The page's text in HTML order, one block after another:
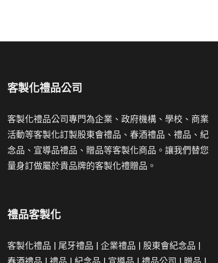
客製化禮品公司
客製化禮品公司專門為企業、政府機構、學校、商業
活動等客製化訂製股東會禮品、春酒禮品、禮品、紀
念品、宣導品禮品、贈品等客製化商品。讓我們替您
量身訂做屬於貴品牌的客製化禮贈品。
禮品客製化
客製化禮品 | 尾牙禮品 | 企業禮品 | 股東會紀念品 |